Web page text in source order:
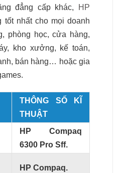
đẳng cấp khác,
HP
tốt nhất cho mọi doanh
phòng học, cửa hàng,
kho xưởng, kế toán,
bán hàng… hoặc gia
THÔNG SỐ KĨ
THUẬT
HP Compaq
6300 Pro Sff.
HP Compaq.